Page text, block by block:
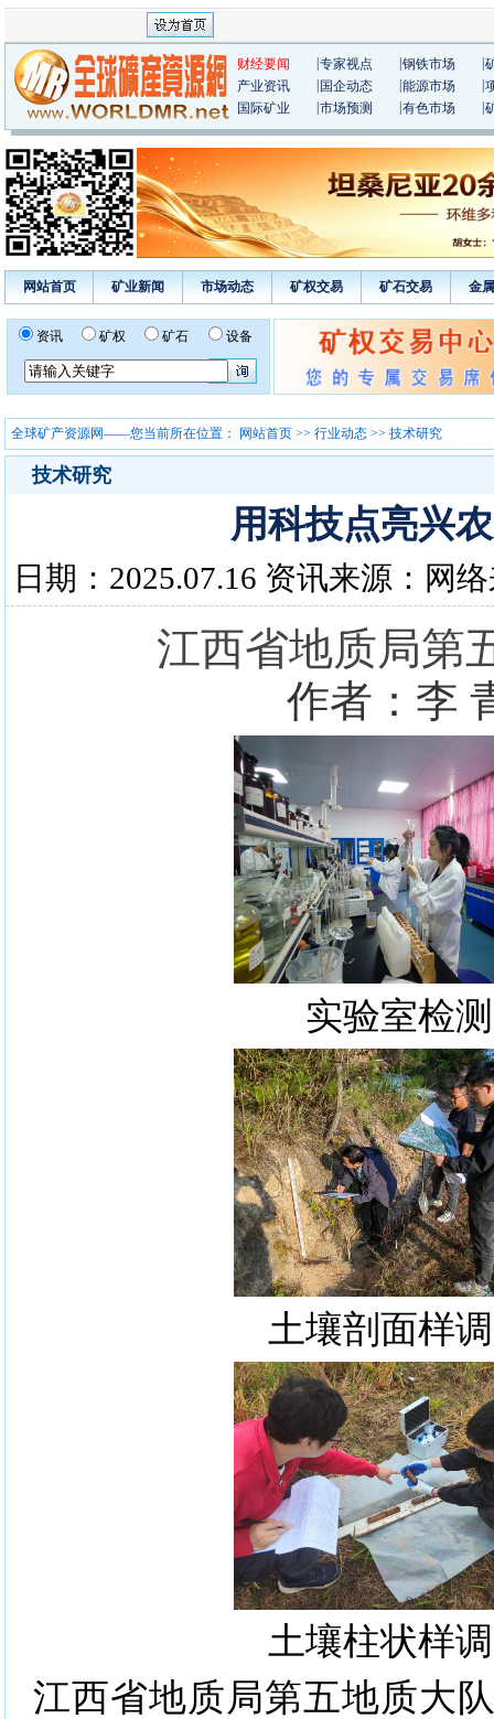
财经要闻 专家视点 钢铁市场
产业资讯
国企动态 能源市场
国际矿业
市场预测 有色市场
网站首页 矿业新闻 市场动态 矿权交易 矿石交易 金
资讯 矿权 矿石 设备
全球矿产资源网——您当前所在位置： 网站首页 >> 行业动态 >> 技术研究
技术研究
用科技点亮兴
日期：2025.07.16 资讯来源：网
江西省地质局第
作者：李
实验室检测
土壤剖面样
土壤柱状样
江西省地质局第五地质大